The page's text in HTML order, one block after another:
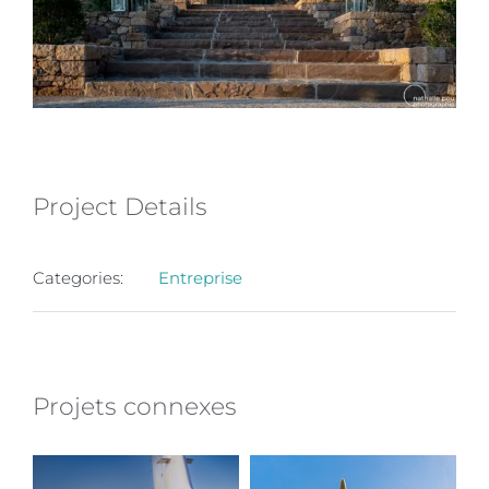
Project Details
Categories: Entreprise
Projets connexes